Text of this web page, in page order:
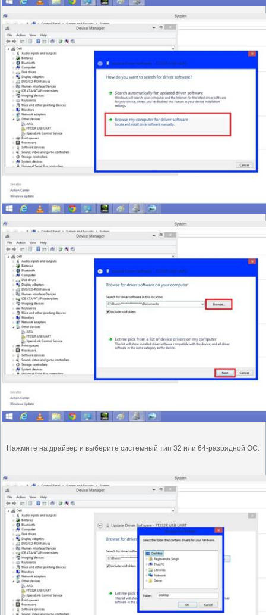
Нажмите на драйвер и выберите системный тип 32 или 64-разрядной ОС.